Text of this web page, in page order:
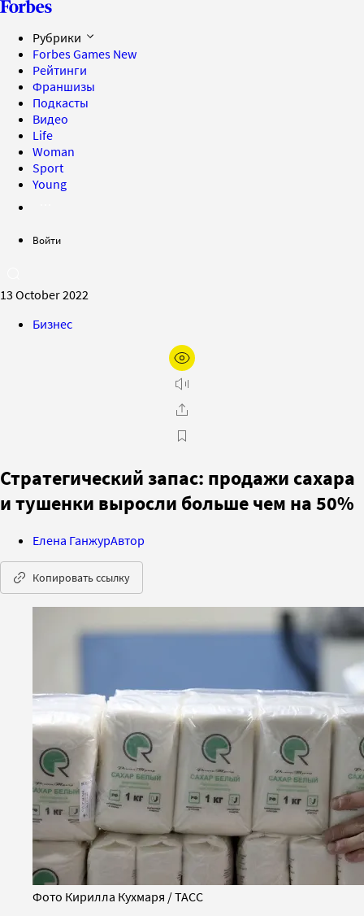
Рубрики
Forbes Games New
Рейтинги
Франшизы
Подкасты
Видео
Life
Woman
Sport
Young
Войти
13 October 2022
Бизнес
Стратегический запас: продажи сахара
и тушенки выросли больше чем на 50%
Елена ГанжурАвтор
Копировать ссылку
Фото Кирилла Кухмаря / ТАСС